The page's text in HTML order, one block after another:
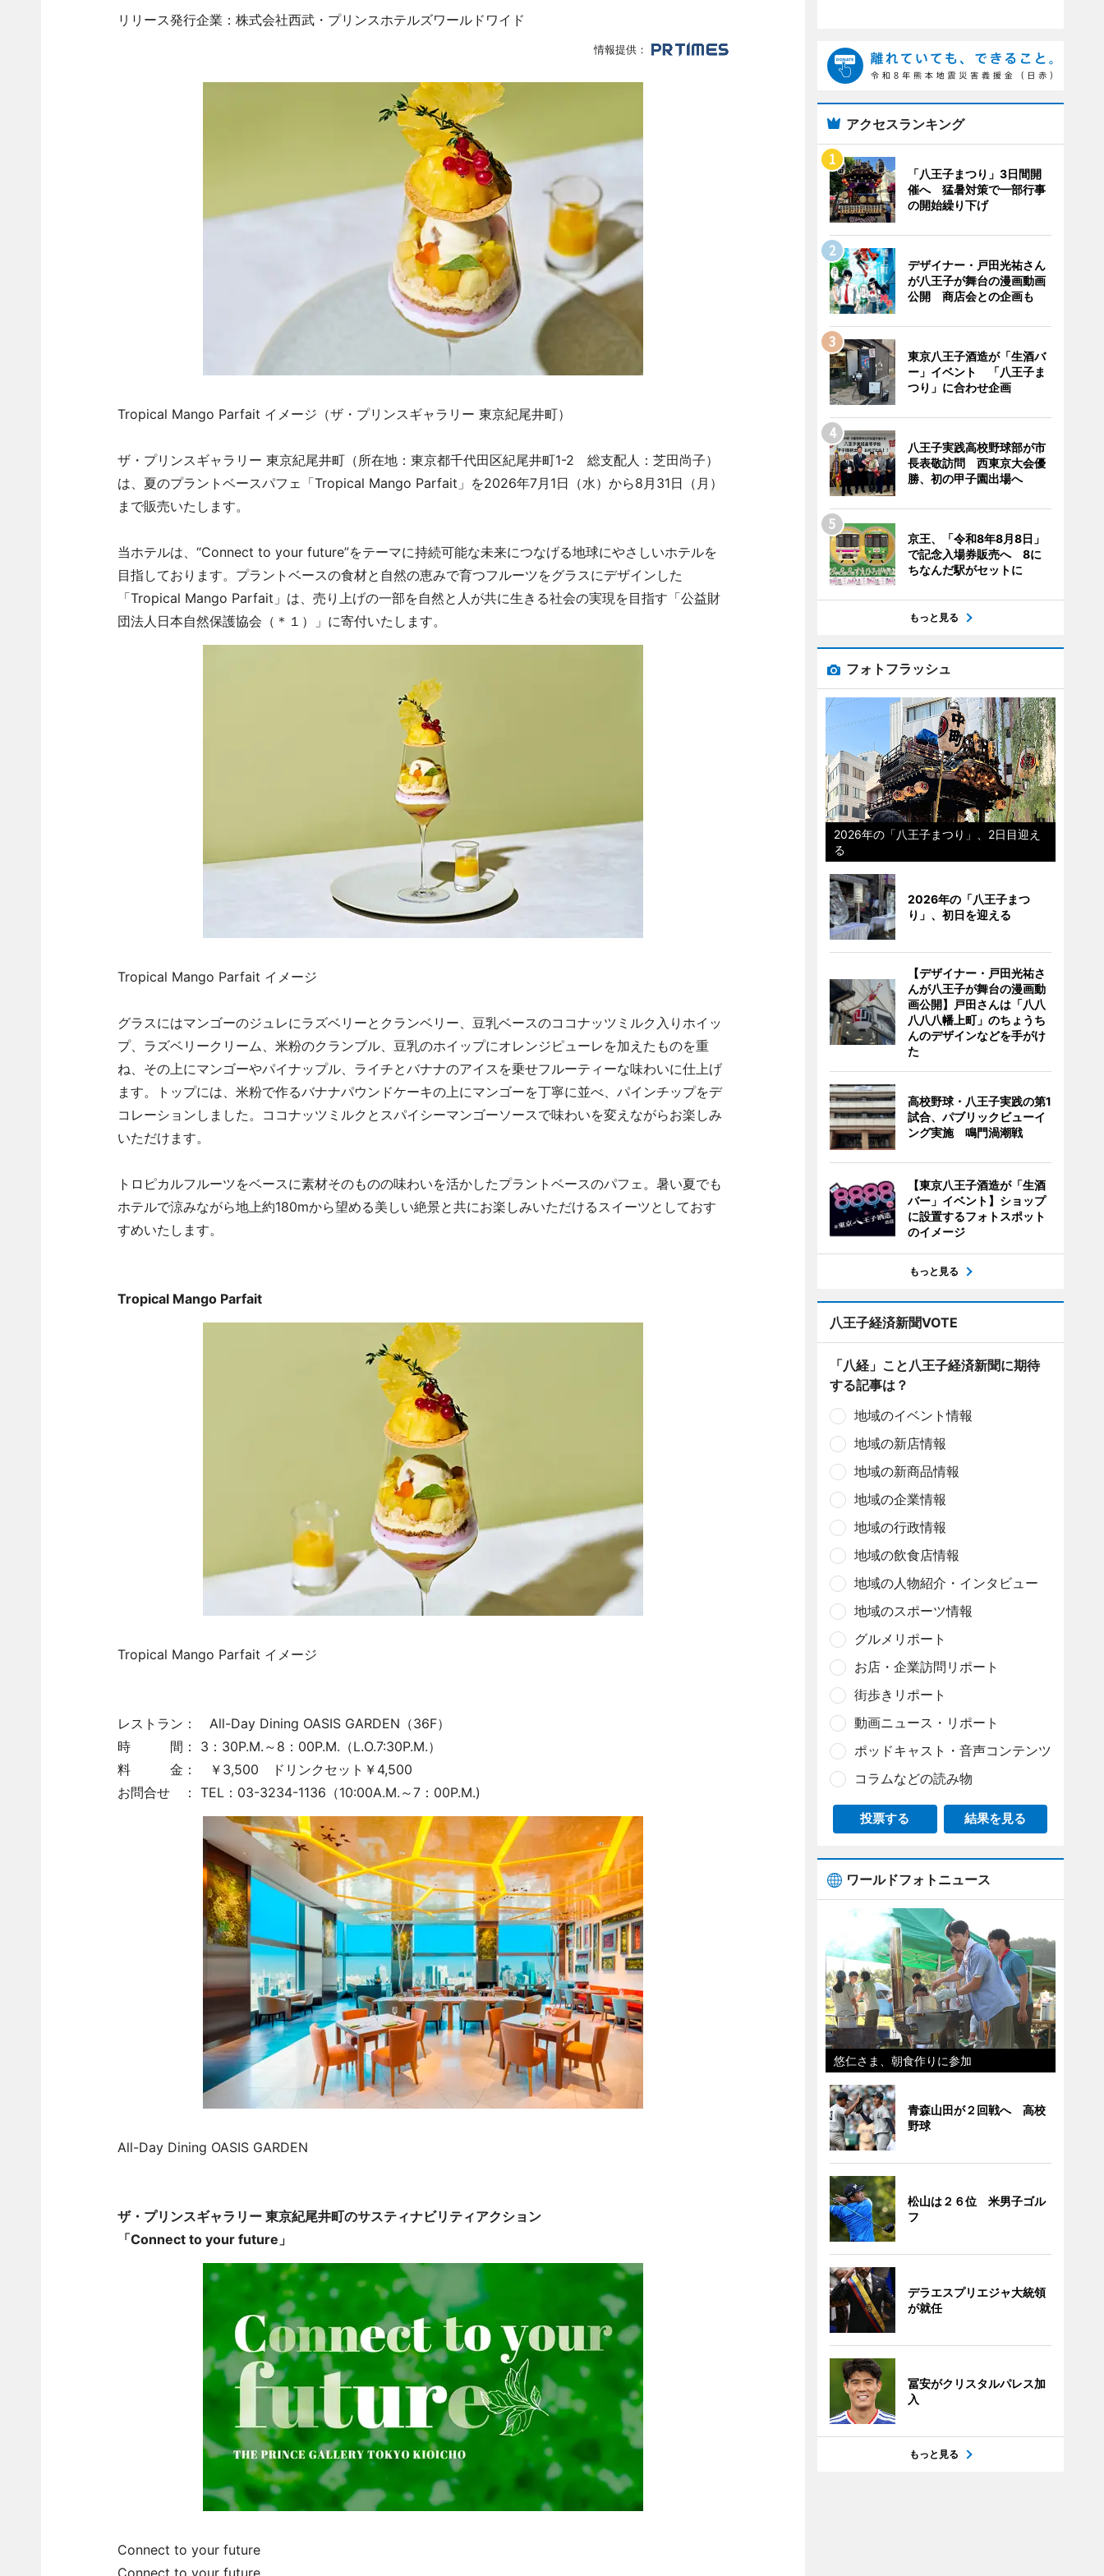
リリース発行企業：株式会社西武・プリンスホテルズワールドワイド
情報提供：
Tropical Mango Parfait イメージ（ザ・プリンスギャラリー 東京紀尾井町）
ザ・プリンスギャラリー 東京紀尾井町（所在地：東京都千代田区紀尾井町1-2 総支配人：芝田尚子）
は、夏のプラントベースパフェ「Tropical Mango Parfait」を2026年7月1日（水）から8月31日（月）
まで販売いたします。
当ホテルは、“Connect to your future”をテーマに持続可能な未来につなげる地球にやさしいホテルを
目指しております。プラントベースの食材と自然の恵みで育つフルーツをグラスにデザインした
「Tropical Mango Parfait」は、売り上げの一部を自然と人が共に生きる社会の実現を目指す「公益財
団法人日本自然保護協会（＊１）」に寄付いたします。
Tropical Mango Parfait イメージ
グラスにはマンゴーのジュレにラズベリーとクランベリー、豆乳ベースのココナッツミルク入りホイッ
プ、ラズベリークリーム、米粉のクランブル、豆乳のホイップにオレンジピューレを加えたものを重
ね、その上にマンゴーやパイナップル、ライチとバナナのアイスを乗せフルーティーな味わいに仕上げ
ます。トップには、米粉で作るバナナパウンドケーキの上にマンゴーを丁寧に並べ、パインチップをデ
コレーションしました。ココナッツミルクとスパイシーマンゴーソースで味わいを変えながらお楽しみ
いただけます。
トロピカルフルーツをベースに素材そのものの味わいを活かしたプラントベースのパフェ。暑い夏でも
ホテルで涼みながら地上約180mから望める美しい絶景と共にお楽しみいただけるスイーツとしておす
すめいたします。
Tropical Mango Parfait
Tropical Mango Parfait イメージ
レストラン： All-Day Dining OASIS GARDEN（36F）
時 間： 3：30P.M.～8：00P.M.（L.O.7:30P.M.）
料 金： ￥3,500 ドリンクセット￥4,500
お問合せ ： TEL：03-3234-1136（10:00A.M.～7：00P.M.)
All-Day Dining OASIS GARDEN
ザ・プリンスギャラリー 東京紀尾井町のサスティナビリティアクション
「Connect to your future」
Connect to your future
Connect to your future
アクセスランキング
「八王子まつり」3日間開
催へ 猛暑対策で一部行事
の開始繰り下げ
デザイナー・戸田光祐さん
が八王子が舞台の漫画動画
公開 商店会との企画も
東京八王子酒造が「生酒バ
ー」イベント 「八王子ま
つり」に合わせ企画
八王子実践高校野球部が市
長表敬訪問 西東京大会優
勝、初の甲子園出場へ
京王、「令和8年8月8日」
で記念入場券販売へ 8に
ちなんだ駅がセットに
もっと見る
フォトフラッシュ
2026年の「八王子まつり」、2日目迎え
る
2026年の「八王子まつ
り」、初日を迎える
【デザイナー・戸田光祐さ
んが八王子が舞台の漫画動
画公開】戸田さんは「八八
八八八幡上町」のちょうち
んのデザインなどを手がけ
た
高校野球・八王子実践の第1
試合、パブリックビューイ
ング実施 鳴門渦潮戦
【東京八王子酒造が「生酒
バー」イベント】ショップ
に設置するフォトスポット
のイメージ
もっと見る
八王子経済新聞VOTE
「八経」こと八王子経済新聞に期待
する記事は？
地域のイベント情報
地域の新店情報
地域の新商品情報
地域の企業情報
地域の行政情報
地域の飲食店情報
地域の人物紹介・インタビュー
地域のスポーツ情報
グルメリポート
お店・企業訪問リポート
街歩きリポート
動画ニュース・リポート
ポッドキャスト・音声コンテンツ
コラムなどの読み物
投票する 結果を見る
ワールドフォトニュース
悠仁さま、朝食作りに参加
青森山田が２回戦へ 高校
野球
松山は２６位 米男子ゴル
フ
デラエスプリエジャ大統領
が就任
冨安がクリスタルパレス加
入
もっと見る